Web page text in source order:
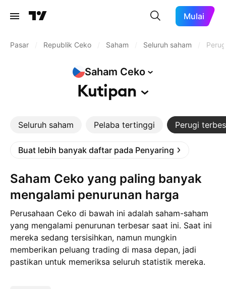
Mulai
Pasar Republik Ceko Saham Seluruh saham
Saham Ceko
Kutipan
Seluruh saham Pelaba tertinggi Perugi
Buat lebih banyak daftar pada Penyaring
Saham Ceko yang paling banyak
mengalami penurunan harga
Perusahaan Ceko di bawah ini adalah saham-saham
yang mengalami penurunan terbesar saat ini. Saat ini
mereka sedang tersisihkan, namun mungkin
memberikan peluang trading di masa depan, jadi
pastikan untuk memeriksa seluruh statistik mereka.